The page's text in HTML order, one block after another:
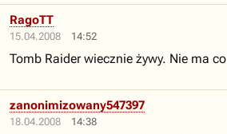
15.04.2008 14:52
RagoTT
Tomb Raider wiecznie żywy. Nie ma co
18.04.2008 14:38
zanonimizowany547397